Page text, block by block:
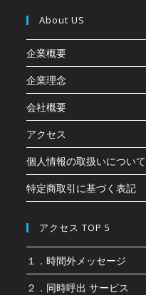
About US
企業概要
企業理念
会社概要
アクセス
個人情報の取扱いについて
特定商取引に基づく表記
アクセス TOP 5
１．時間外メッセージ
２．同時呼出 サービス